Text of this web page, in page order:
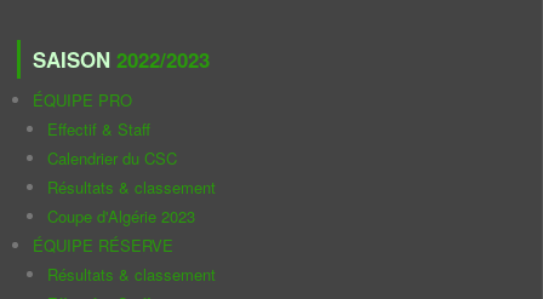
SAISON 2022/2023
ÉQUIPE PRO
Effectif & Staff
Calendrier du CSC
Résultats & classement
Coupe d'Algérie 2023
ÉQUIPE RÉSERVE
Résultats & classement